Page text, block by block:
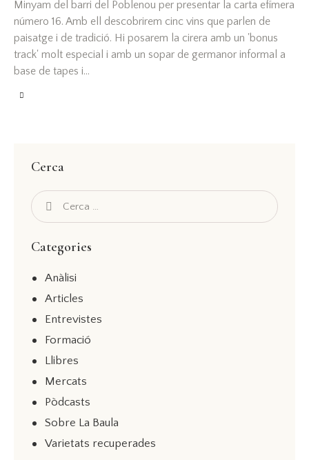
Minyam del barri del Poblenou per presentar la carta efímera
número 16. Amb ell descobrirem cinc vins que parlen de
paisatge i de tradició. Hi posarem la cirera amb un 'bonus
track' molt especial i amb un sopar de germanor informal a
base de tapes i…
Cerca
Categories
Anàlisi
Articles
Entrevistes
Formació
Llibres
Mercats
Pòdcasts
Sobre La Baula
Varietats recuperades